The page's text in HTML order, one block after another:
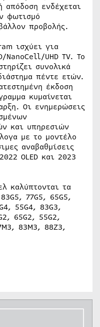
ενδέχεται
φωτισμό
προβολής.
ισχύει για
NanoCell/UHD TV. Το
συνολικά
πέντε ετών.
έκδοση
κυμαίνεται
Οι ενημερώσεις
και υπηρεσιών
με το μοντέλο
αναβαθμίσεις
OLED και 2023
καλύπτονται τα
77G5, 65G5,
55G4, 83G3,
65G2, 55G2,
83M3, 88Z3,